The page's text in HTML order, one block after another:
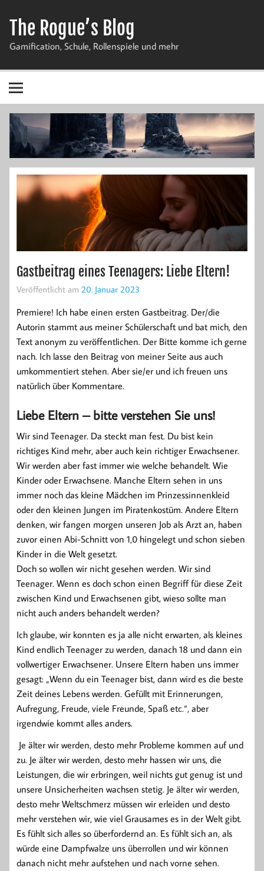
springen
The Rogue’s Blog
Gamification, Schule, Rollenspiele und mehr
Gastbeitrag eines Teenagers: Liebe Eltern!
Veröffentlicht am 20. Januar 2023
Premiere! Ich habe einen ersten Gastbeitrag. Der/die
Autorin stammt aus meiner Schülerschaft und bat mich, den
Text anonym zu veröffentlichen. Der Bitte komme ich gerne
nach. Ich lasse den Beitrag von meiner Seite aus auch
umkommentiert stehen. Aber sie/er und ich freuen uns
natürlich über Kommentare.
Liebe Eltern – bitte verstehen Sie uns!
Wir sind Teenager. Da steckt man fest. Du bist kein
richtiges Kind mehr, aber auch kein richtiger Erwachsener.
Wir werden aber fast immer wie welche behandelt. Wie
Kinder oder Erwachsene. Manche Eltern sehen in uns
immer noch das kleine Mädchen im Prinzessinnenkleid
oder den kleinen Jungen im Piratenkostüm. Andere Eltern
denken, wir fangen morgen unseren Job als Arzt an, haben
zuvor einen Abi-Schnitt von 1,0 hingelegt und schon sieben
Kinder in die Welt gesetzt.
Doch so wollen wir nicht gesehen werden. Wir sind
Teenager. Wenn es doch schon einen Begriff für diese Zeit
zwischen Kind und Erwachsenen gibt, wieso sollte man
nicht auch anders behandelt werden?
Ich glaube, wir konnten es ja alle nicht erwarten, als kleines
Kind endlich Teenager zu werden, danach 18 und dann ein
vollwertiger Erwachsener. Unsere Eltern haben uns immer
gesagt: „Wenn du ein Teenager bist, dann wird es die beste
Zeit deines Lebens werden. Gefüllt mit Erinnerungen,
Aufregung, Freude, viele Freunde, Spaß etc.“, aber
irgendwie kommt alles anders.
Je älter wir werden, desto mehr Probleme kommen auf und
zu. Je älter wir werden, desto mehr hassen wir uns, die
Leistungen, die wir erbringen, weil nichts gut genug ist und
unsere Unsicherheiten wachsen stetig. Je älter wir werden,
desto mehr Weltschmerz müssen wir erleiden und desto
mehr verstehen wir, wie viel Grausames es in der Welt gibt.
Es fühlt sich alles so überfordernd an. Es fühlt sich an, als
würde eine Dampfwalze uns überrollen und wir können
danach nicht mehr aufstehen und nach vorne sehen.